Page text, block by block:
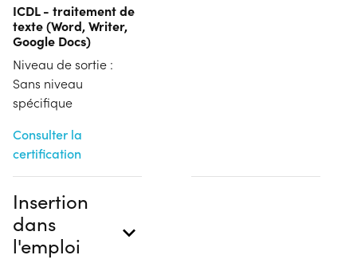
ICDL - traitement de
texte (Word, Writer,
Google Docs)
Niveau de sortie :
Sans niveau
spécifique
Consulter la
certification
Insertion
dans
l'emploi